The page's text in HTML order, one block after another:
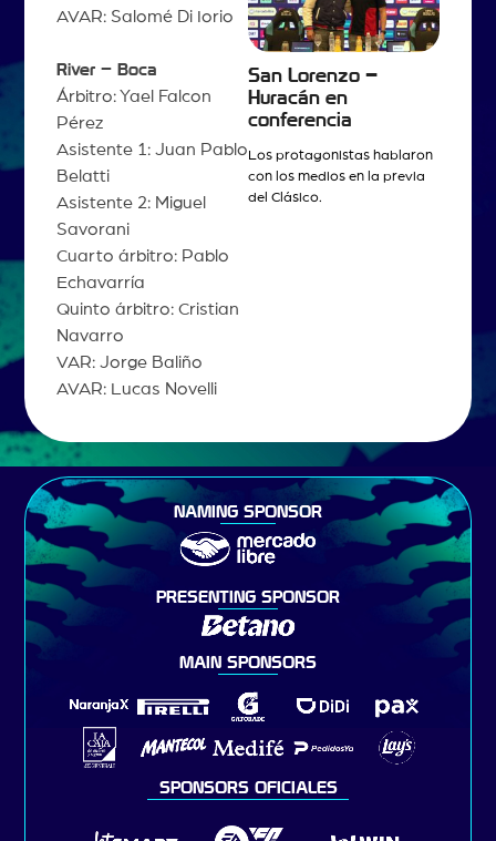
AVAR: Salomé Di Iorio
River – Boca
Árbitro: Yael Falcon
Pérez
Asistente 1: Juan Pablo
Belatti
Asistente 2: Miguel
Savorani
Cuarto árbitro: Pablo
Echavarría
Quinto árbitro: Cristian
Navarro
VAR: Jorge Baliño
AVAR: Lucas Novelli
San Lorenzo –
Huracán en
conferencia
Los protagonistas hablaron
con los medios en la previa
del Clásico.
NAMING SPONSOR
PRESENTING SPONSOR
MAIN SPONSORS
SPONSORS OFICIALES